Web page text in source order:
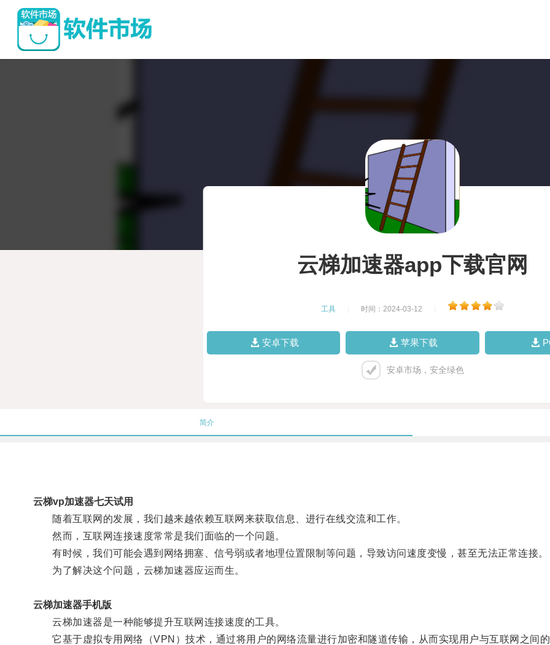
云梯加速器app下载官网
工具 时间：2024-03-12
安卓下载 苹果下载
安卓市场，安全绿色
简介
云梯vp加速器七天试用
随着互联网的发展，我们越来越依赖互联网来获取信息、进行在线交流和工作。
然而，互联网连接速度常常是我们面临的一个问题。
有时候，我们可能会遇到网络拥塞、信号弱或者地理位置限制等问题，导致访问速度变慢，甚至无法正常连接。
为了解决这个问题，云梯加速器应运而生。
云梯加速器手机版
云梯加速器是一种能够提升互联网连接速度的工具。
它基于虚拟专用网络（VPN）技术，通过将用户的网络流量进行加密和隧道传输，从而实现用户与互联网之间的